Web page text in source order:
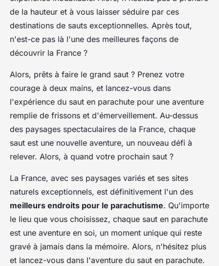
de la hauteur et à vous laisser séduire par ces
destinations de sauts exceptionnelles. Après tout,
n'est-ce pas là l'une des meilleures façons de
découvrir la France ?
Alors, prêts à faire le grand saut ? Prenez votre
courage à deux mains, et lancez-vous dans
l'expérience du saut en parachute pour une aventure
remplie de frissons et d'émerveillement. Au-dessus
des paysages spectaculaires de la France, chaque
saut est une nouvelle aventure, un nouveau défi à
relever. Alors, à quand votre prochain saut ?
La France, avec ses paysages variés et ses sites
naturels exceptionnels, est définitivement l'un des
meilleurs endroits pour le parachutisme. Qu'importe
le lieu que vous choisissez, chaque saut en parachute
est une aventure en soi, un moment unique qui reste
gravé à jamais dans la mémoire. Alors, n'hésitez plus
et lancez-vous dans l'aventure du saut en parachute.